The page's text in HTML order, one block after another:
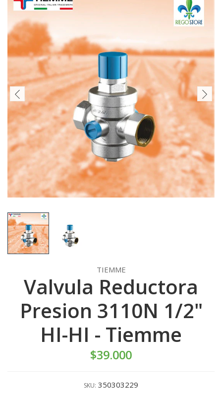
TIEMME
Valvula Reductora
Presion 3110N 1/2"
HI-HI - Tiemme
$39.000
SKU: 350303229